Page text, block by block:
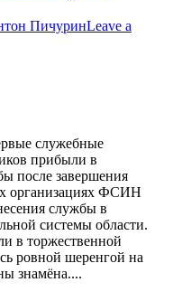
ПичуринLeave a
служебные
прибыли в
после завершения
организациях ФСИН
службы в
системы области.
в торжественной
ровной шеренгой на
знамёна....